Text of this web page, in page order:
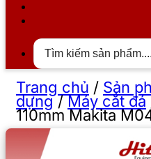
Trang chủ / Sản
dựng/Máy cắt đá
110mm Makita